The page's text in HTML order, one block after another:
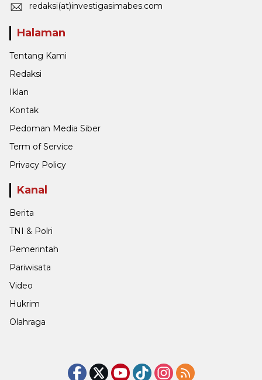
redaksi(at)investigasimabes.com
Halaman
Tentang Kami
Redaksi
Iklan
Kontak
Pedoman Media Siber
Term of Service
Privacy Policy
Kanal
Berita
TNI & Polri
Pemerintah
Pariwisata
Video
Hukrim
Olahraga